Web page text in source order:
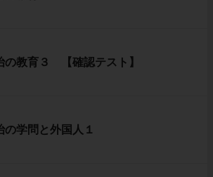
の教育３ 【確認テスト】
の学問と外国人１